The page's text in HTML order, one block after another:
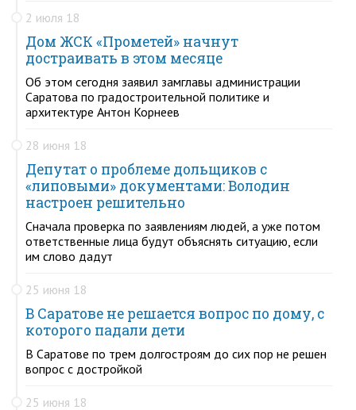
2 июля 18
Дом ЖСК «Прометей» начнут
достраивать в этом месяце
Об этом сегодня заявил замглавы администрации
Саратова по градостроительной политике и
архитектуре Антон Корнеев
28 июня 18
Депутат о проблеме дольщиков с
«липовыми» документами: Володин
настроен решительно
Сначала проверка по заявлениям людей, а уже потом
ответственные лица будут объяснять ситуацию, если
им слово дадут
25 июня 18
В Саратове не решается вопрос по дому, с
которого падали дети
В Саратове по трем долгостроям до сих пор не решен
вопрос с достройкой
25 июня 18